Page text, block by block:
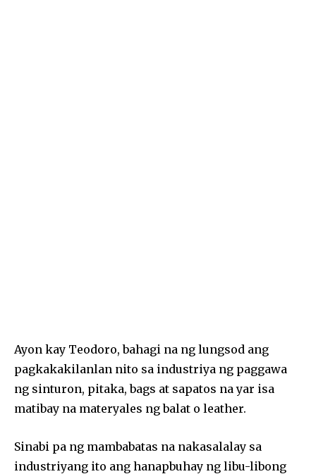
Ayon kay Teodoro, bahagi na ng lungsod ang
pagkakakilanlan nito sa industriya ng paggawa
ng sinturon, pitaka, bags at sapatos na yar isa
matibay na materyales ng balat o leather.
Sinabi pa ng mambabatas na nakasalalay sa
industriyang ito ang hanapbuhay ng libu-libong